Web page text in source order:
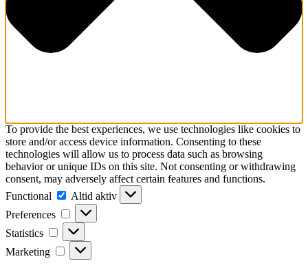
To provide the best experiences, we use technologies like cookies to
store and/or access device information. Consenting to these
technologies will allow us to process data such as browsing
behavior or unique IDs on this site. Not consenting or withdrawing
consent, may adversely affect certain features and functions.
Functional
Altid aktiv
Preferences
Statistics
Marketing